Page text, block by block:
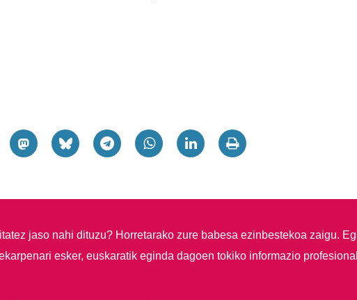
jaso nahi dituzu? Horretarako zure babesa ezinbestekoa zaigu.
esker, euskaratik eginda dagoen tokiko informazio